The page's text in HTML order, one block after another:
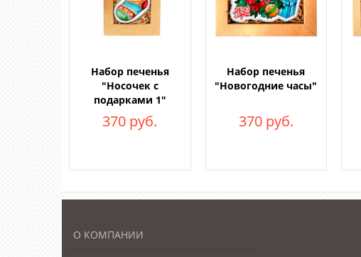
Набор печенья
"Носочек с
подарками 1"
370 руб.
Набор печенья
"Новогодние часы"
370 руб.
О КОМПАНИИ